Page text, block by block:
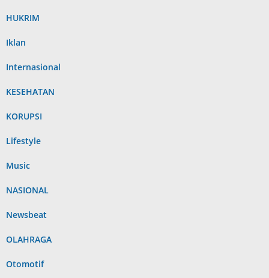
HUKRIM
Iklan
Internasional
KESEHATAN
KORUPSI
Lifestyle
Music
NASIONAL
Newsbeat
OLAHRAGA
Otomotif